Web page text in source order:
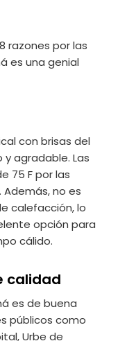
razones por las
es una genial
con brisas del
agradable. Las
75 F por las
Además, no es
calefacción, lo
opción para
cálido.
calidad
es de buena
públicos como
Urbe de